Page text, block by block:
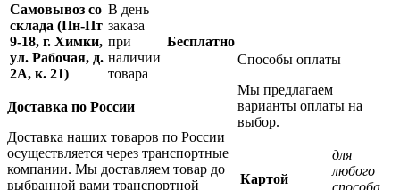
Самовывоз со
склада (Пн-Пт
9-18, г. Химки,
ул. Рабочая, д.
2А, к. 21)
В день
заказа
при
наличии
товара
Бесплатно
Доставка по России
Доставка наших товаров по России
осуществляется через транспортные
компании. Мы доставляем товар до
выбранной вами транспортной
Способы оплаты
Мы предлагаем
варианты оплаты на
выбор.
Картой
для
любого
способа